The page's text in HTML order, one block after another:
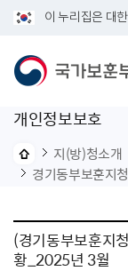
이 누리집은 대
개인정보보호
지(방)청소개
경기동부보훈지청
(경기동부보훈지
황_2025년 3월